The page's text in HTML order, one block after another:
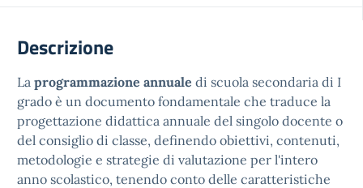
Descrizione
La programmazione annuale di scuola secondaria di I
grado è un documento fondamentale che traduce la
progettazione didattica annuale del singolo docente o
del consiglio di classe, definendo obiettivi, contenuti,
metodologie e strategie di valutazione per l'intero
anno scolastico, tenendo conto delle caratteristiche